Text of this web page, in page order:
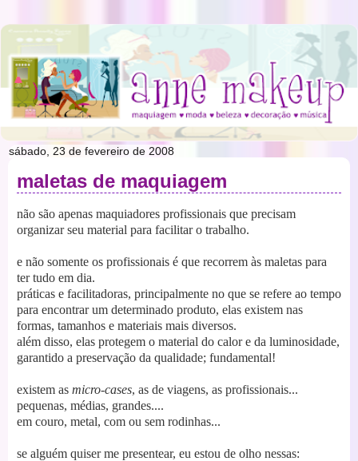
sábado, 23 de fevereiro de 2008
maletas de maquiagem
não são apenas maquiadores profissionais que precisam
organizar seu material para facilitar o trabalho.
e não somente os profissionais é que recorrem às maletas para
ter tudo em dia.
práticas e facilitadoras, principalmente no que se refere ao tempo
para encontrar um determinado produto, elas existem nas
formas, tamanhos e materiais mais diversos.
além disso, elas protegem o material do calor e da luminosidade,
garantido a preservação da qualidade; fundamental!
existem as micro-cases, as de viagens, as profissionais...
pequenas, médias, grandes....
em couro, metal, com ou sem rodinhas...
se alguém quiser me presentear, eu estou de olho nessas: